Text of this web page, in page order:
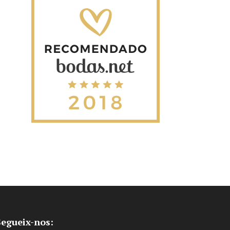
nos: